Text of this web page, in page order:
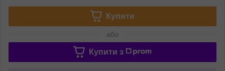
Купити
або
Купити з